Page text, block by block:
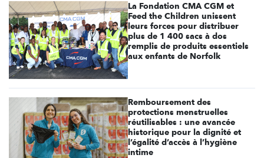
La Fondation CMA CGM et
Feed the Children unissent
leurs forces pour distribuer
plus de 1 400 sacs à dos
remplis de produits essentiels
aux enfants de Norfolk
Remboursement des
protections menstruelles
réutilisables : une avancée
historique pour la dignité et
l’égalité d’accès à l’hygiène
intime